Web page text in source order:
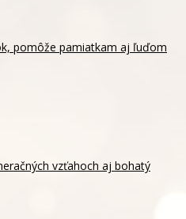
pomôže pamiatkam aj ľuďom
vzťahoch aj bohatý